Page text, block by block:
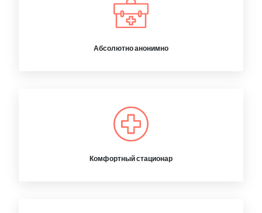
Абсолютно анонимно
Комфортный стационар